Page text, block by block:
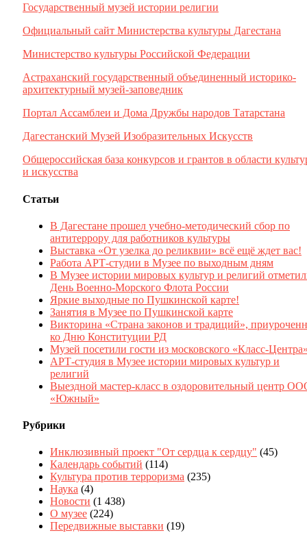
Государственный музей истории религии
Официальный сайт Министерства культуры Дагестана
Министерство культуры Российской Федерации
Астраханский государственный объединенный историко-
архитектурный музей-заповедник
Портал Ассамблеи и Дома Дружбы народов Татарстана
Дагестанский Музей Изобразительных Искусств
Общероссийская база конкурсов и грантов в области
и искусства
Статьи
В Дагестане прошел учебно-методический сбор по
антитеррору для работников культуры
Выставка «От узелка до реликвии» всё ещё ждет вас!
Работа АРТ-студии в Музее по выходным дням
В Музее истории мировых культур и религий
День Военно-Морского Флота России
Яркие выходные по Пушкинской карте!
Занятия в Музее по Пушкинской карте
Викторина «Страна законов и традиций»,
ко Дню Конституции РД
Музей посетили гости из московского «Класс-
АРТ-студия в Музее истории мировых культур и
религий
Выездной мастер-класс в оздоровительный центр
«Южный»
Рубрики
Инклюзивный проект "От сердца к сердцу" (45)
Календарь событий (114)
Культура против терроризма (235)
Наука (4)
Новости (1 438)
О музее (224)
Передвижные выставки (19)